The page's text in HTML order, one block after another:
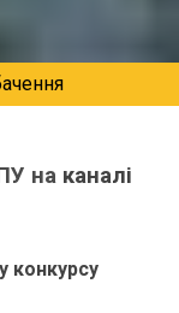
на каналі
конкурсу